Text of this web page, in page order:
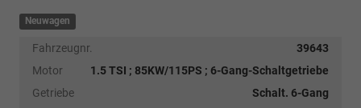
Neuwagen
Fahrzeugnr.
39643
Motor
1.5 TSI ; 85KW/115PS ; 6-Gang-Schaltgetriebe
Getriebe
Schalt. 6-Gang